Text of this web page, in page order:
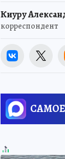
Киуру
корреспондент